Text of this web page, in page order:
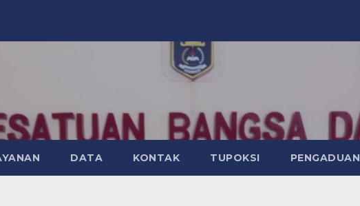
DATA KONTAK TUPOKSI PENGADUAN